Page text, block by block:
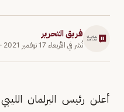
فريق التحرير
نُشر في الأربعاء 17 نوفمبر 2021 ·
أعلن رئيس البرلمان الليبي